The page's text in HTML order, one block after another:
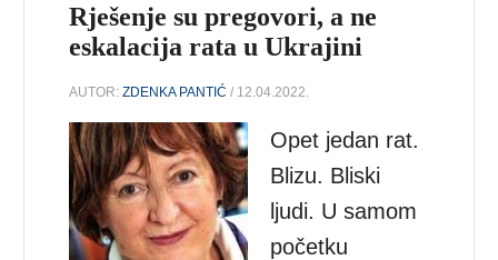
Rješenje su pregovori, a ne
eskalacija rata u Ukrajini
AUTOR:ZDENKA PANTIĆ / 12.04.2022.
Opet jedan rat.
Blizu. Bliski
ljudi. U samom
početku